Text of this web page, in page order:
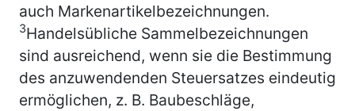
auch Markenartikelbezeichnungen.
3Handelsübliche Sammelbezeichnungen
sind ausreichend, wenn sie die Bestimmung
des anzuwendenden Steuersatzes eindeutig
ermöglichen, z. B. Baubeschläge,